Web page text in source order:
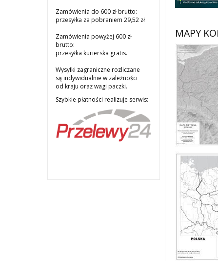
MAPY
Zamówienia do 600 zł brutto:
przesyłka za pobraniem 29,52 zł
Zamówienia powyżej 600 zł
brutto:
przesyłka kurierska gratis.
Wysyłki zagraniczne rozliczane
są indywidualnie w zależności
od kraju oraz wagi paczki.
Szybkie płatności realizuje serwis: